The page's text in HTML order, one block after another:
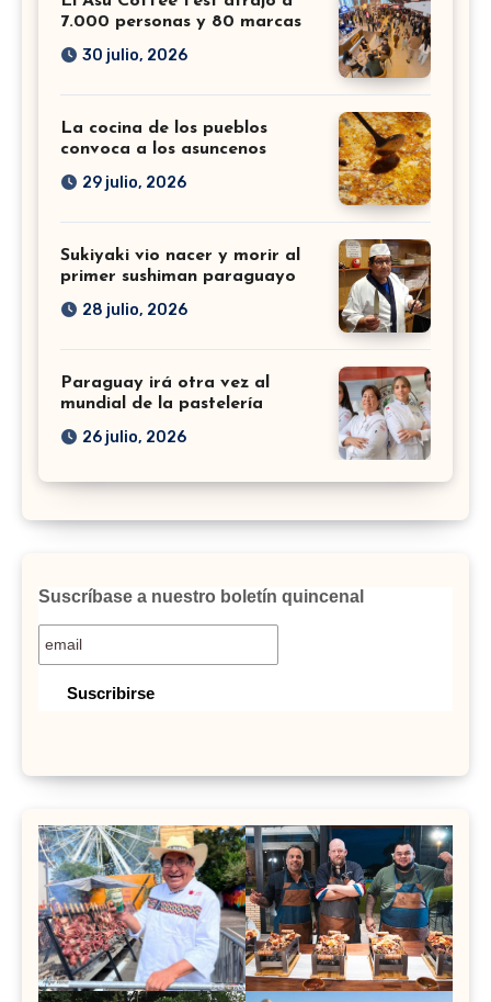
7.000 personas y 80 marcas
30 julio, 2026
La cocina de los pueblos
convoca a los asuncenos
29 julio, 2026
Sukiyaki vio nacer y morir al
primer sushiman paraguayo
28 julio, 2026
Paraguay irá otra vez al
mundial de la pastelería
26 julio, 2026
Suscríbase a nuestro boletín quincenal